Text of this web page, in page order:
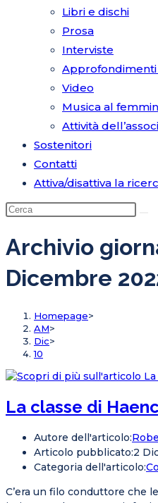
Libri e dischi
Prosa
Interviste
Video
Musica al
Attività
Sostenitori
Contatti
Attiva/disattiva la
Archivio
Dicembre
Homepage>
AM>
Dic>
10
La classe di
Autore dell'articolo:
Articolo pubblicato:2
Categoria dell'articolo:
C’era un filo conduttore che